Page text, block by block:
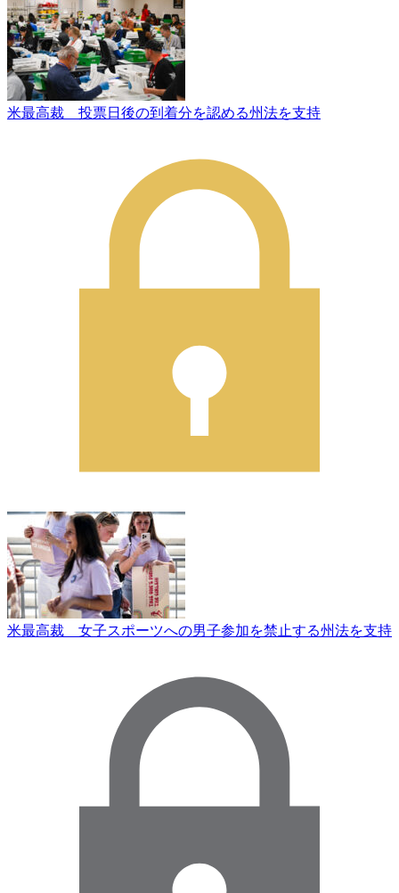
米最高裁 投票日後の到着分を認める州法を支持
米最高裁 女子スポーツへの男子参加を禁止する州法を支持